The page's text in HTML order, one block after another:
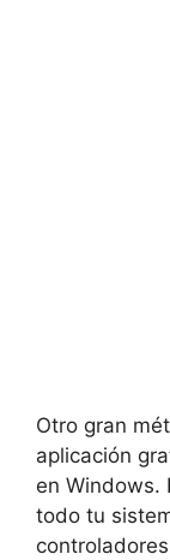
Otro gran
aplicación
en Windows.
todo tu